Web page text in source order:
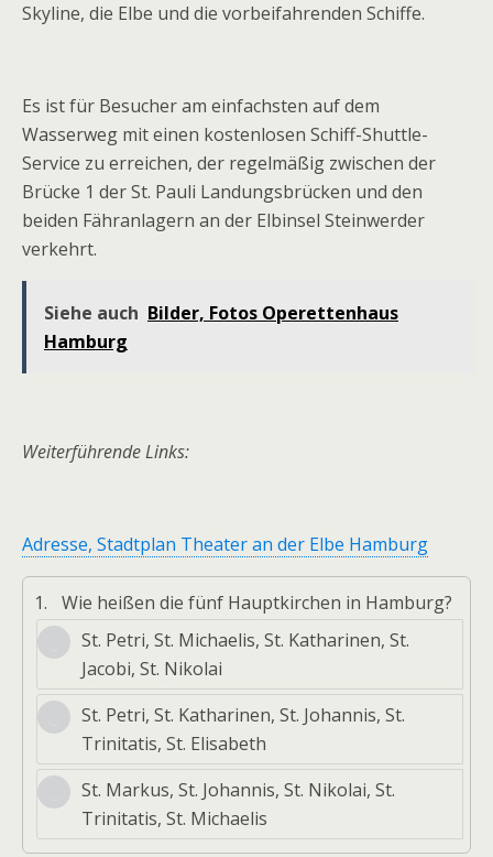
Skyline, die Elbe und die vorbeifahrenden Schiffe.
Es ist für Besucher am einfachsten auf dem
Wasserweg mit einen kostenlosen Schiff-Shuttle-
Service zu erreichen, der regelmäßig zwischen der
Brücke 1 der St. Pauli Landungsbrücken und den
beiden Fähranlagern an der Elbinsel Steinwerder
verkehrt.
Siehe auch Bilder, Fotos Operettenhaus
Hamburg
Weiterführende Links:
Adresse, Stadtplan Theater an der Elbe Hamburg
1.
Wie heißen die fünf Hauptkirchen in Hamburg?
St. Petri, St. Michaelis, St. Katharinen, St.
Jacobi, St. Nikolai
St. Petri, St. Katharinen, St. Johannis, St.
Trinitatis, St. Elisabeth
St. Markus, St. Johannis, St. Nikolai, St.
Trinitatis, St. Michaelis